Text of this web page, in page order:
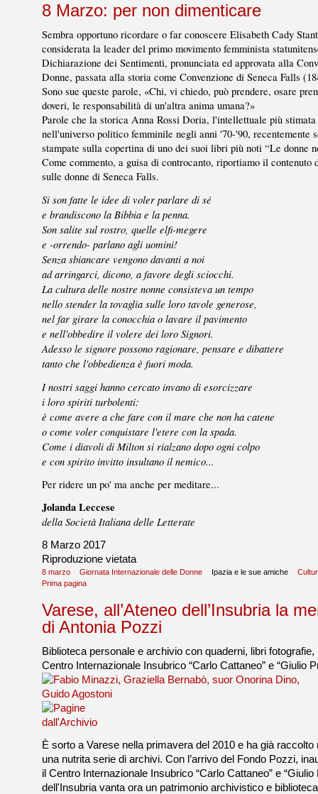
8 Marzo: per non dimenticare
Sembra opportuno ricordare o far conoscere Elisabeth Cady
considerata la leader del primo movimento femminista
Dichiarazione dei Sentimenti, pronunciata ed approvata alla
Donne, passata alla storia come Convenzione di Seneca Falls
Sono sue queste parole, «Chi, vi chiedo, può prendere, osare
doveri, le responsabilità di un'altra anima umana?»
Parole che la storica Anna Rossi Doria, l'intellettuale più
nell'universo politico femminile negli anni '70-'90, recentemente
stampate sulla copertina di uno dei suoi libri più noti “Le donne
Come commento, a guisa di controcanto, riportiamo il contenuto
sulle donne di Seneca Falls.
Si son fatte le idee di voler parlare di sé
e brandiscono la Bibbia e la penna.
Son salite sul rostro, quelle elfi-megere
e -orrendo- parlano agli uomini!
Senza sbiancare vengono davanti a noi
ad arringarci, dicono, a favore degli sciocchi.
La cultura delle nostre nonne consisteva un tempo
nello stender la tovaglia sulle loro tavole generose,
nel far girare la conocchia o lavare il pavimento
e nell'obbedire il volere dei loro Signori.
Adesso le signore possono ragionare, pensare e dibattere
tanto che l'obbedienza è fuori moda.
I nostri saggi hanno cercato invano di esorcizzare
i loro spiriti turbolenti:
è come avere a che fare con il mare che non ha catene
o come voler conquistare l'etere con la spada.
Come i diavoli di Milton si rialzano dopo ogni colpo
e con spirito invitto insultano il nemico...
Per ridere un po' ma anche per meditare...
Jolanda Leccese
della Società Italiana delle Letterate
8 Marzo 2017
Riproduzione vietata
8 marzo Giornata Internazionale delle Donne Ipazia e le sue amiche
Prima pagina
Varese, all’Ateneo dell’Insubria la
di Antonia Pozzi
Biblioteca personale e archivio con quaderni, libri
Centro Internazionale Insubrico “Carlo Cattaneo” e “Giulio
È sorto a Varese nella primavera del 2010 e ha già raccolto
una nutrita serie di archivi. Con l’arrivo del Fondo Pozzi,
il Centro Internazionale Insubrico “Carlo Cattaneo” e “Giulio
dell'Insubria vanta ora un patrimonio archivistico e